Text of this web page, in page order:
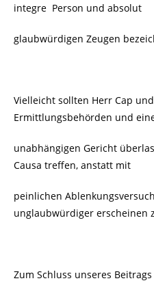
integre Person und absolut
glaubwürdigen Zeugen
Vielleicht sollten Herr Cap
Ermittlungsbehörden und
unabhängigen Gericht
Causa treffen, anstatt mit
peinlichen
unglaubwürdiger erscheinen
Zum Schluss unseres